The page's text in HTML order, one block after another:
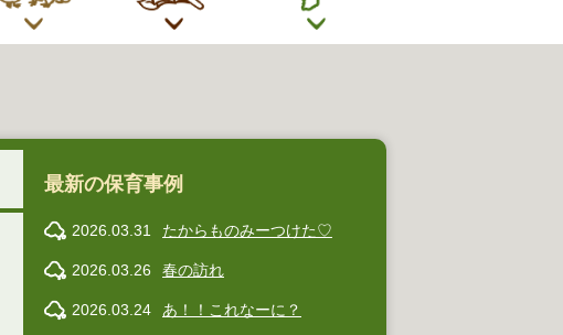
最新の保育事例
2026.03.31 たからものみーつけた♡
2026.03.26 春の訪れ
2026.03.24 あ！！これなーに？